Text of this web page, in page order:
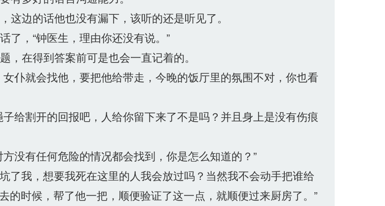
边的话他也没有漏下，该听的还是听见了。
，“钟医生，理由你还没有说。”
在得到答案前可是也会一直记着的。
仆就会找他，要把他给带走，今晚的饭厅里的氛围不对，你也看
给割开的回报吧，人给你留下来了不是吗？并且身上是没有伤痕
没有任何危险的情况都会找到，你是怎么知道的？”
了我，想要我死在这里的人我会放过吗？当然我不会动手把谁给
的时候，帮了他一把，顺便验证了这一点，就顺便过来厨房了。”